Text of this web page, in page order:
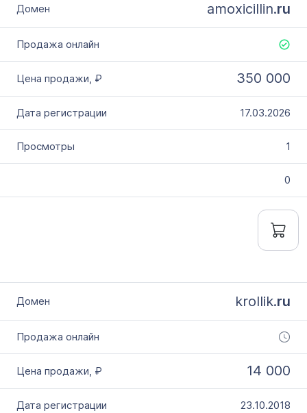
amoxicillin.ru
350 000
17.03.2026
1
0
krollik.ru
14 000
23.10.2018